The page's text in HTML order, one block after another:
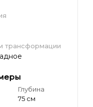
трансформации
Глубина
75 см